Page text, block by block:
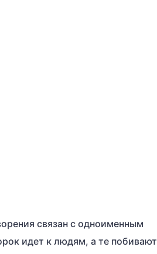
связан с одноименным
идет к людям, а те побивают